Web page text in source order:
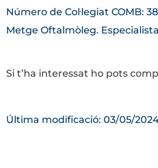
Número de Col·legiat COMB:
Metge Oftalmòleg.
Si t’ha interessat ho pots
Última modificació: 03/05/